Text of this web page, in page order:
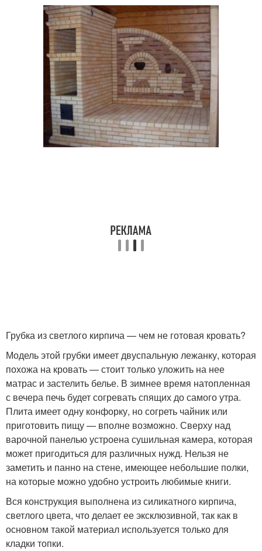
Грубка из светлого кирпича — чем не готовая кровать?
Модель этой грубки имеет двуспальную лежанку, которая
похожа на кровать — стоит только уложить на нее
матрас и застелить белье. В зимнее время натопленная
с вечера печь будет согревать спящих до самого утра.
Плита имеет одну конфорку, но согреть чайник или
приготовить пищу — вполне возможно. Сверху над
варочной панелью устроена сушильная камера, которая
может пригодиться для различных нужд. Нельзя не
заметить и панно на стене, имеющее небольшие полки,
на которые можно удобно устроить любимые книги.
Вся конструкция выполнена из силикатного кирпича,
светлого цвета, что делает ее эксклюзивной, так как в
основном такой материал используется только для
кладки топки.